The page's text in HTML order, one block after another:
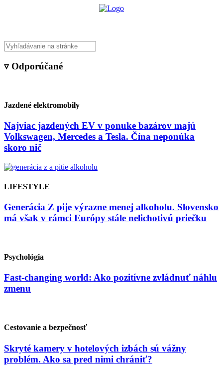
▿ Odporúčané
Jazdené elektromobily
Najviac jazdených EV v ponuke bazárov majú
Volkswagen, Mercedes a Tesla. Čína neponúka
skoro nič
LIFESTYLE
Generácia Z pije výrazne menej alkoholu. Slovensko
má však v rámci Európy stále nelichotivú priečku
Psychológia
Fast-changing world: Ako pozitívne zvládnuť náhlu
zmenu
Cestovanie a bezpečnosť
Skryté kamery v hotelových izbách sú vážny
problém. Ako sa pred nimi chrániť?